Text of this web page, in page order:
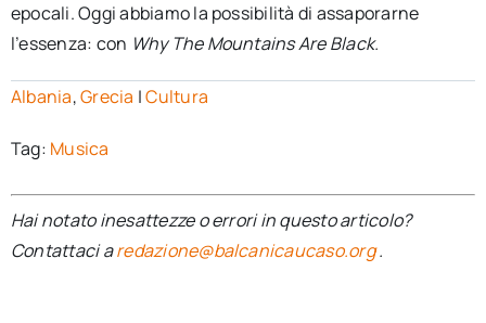
epocali. Oggi abbiamo la possibilità di assaporarne
l’essenza: con Why The Mountains Are Black.
Albania,Grecia |Cultura
Tag: Musica
Hai notato inesattezze o errori in questo articolo?
Contattaci aredazione@balcanicaucaso.org.